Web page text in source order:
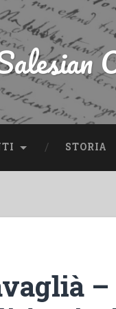
STORIA